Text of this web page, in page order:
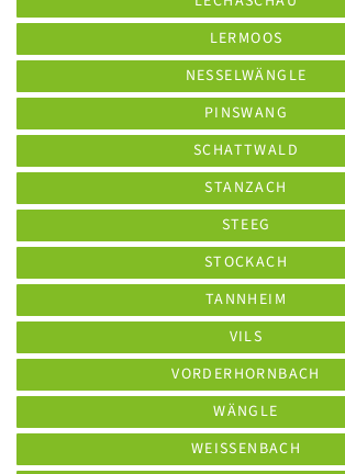
LERMOOS
NESSELWÄNGLE
PINSWANG
SCHATTWALD
STANZACH
STEEG
STOCKACH
TANNHEIM
VILS
VORDERHORNBACH
WÄNGLE
WEISSENBACH